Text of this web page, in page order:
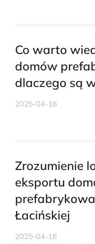
Co warto
domów
dlaczego są
2025-04-16
Zrozumienie
eksportu
Łacińskiej
2025-04-16